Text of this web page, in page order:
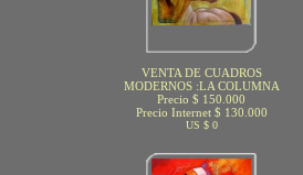
VENTA DE CUADROS
MODERNOS :LA COLUMNA
Precio $ 150.000
Precio Internet $ 130.000
US $ 0